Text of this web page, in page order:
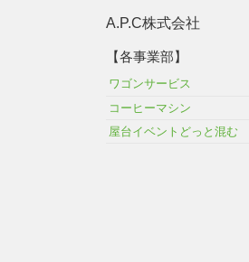
A.P.C株式会社
【各事業部】
ワゴンサービス
コーヒーマシン
屋台イベントどっと混む